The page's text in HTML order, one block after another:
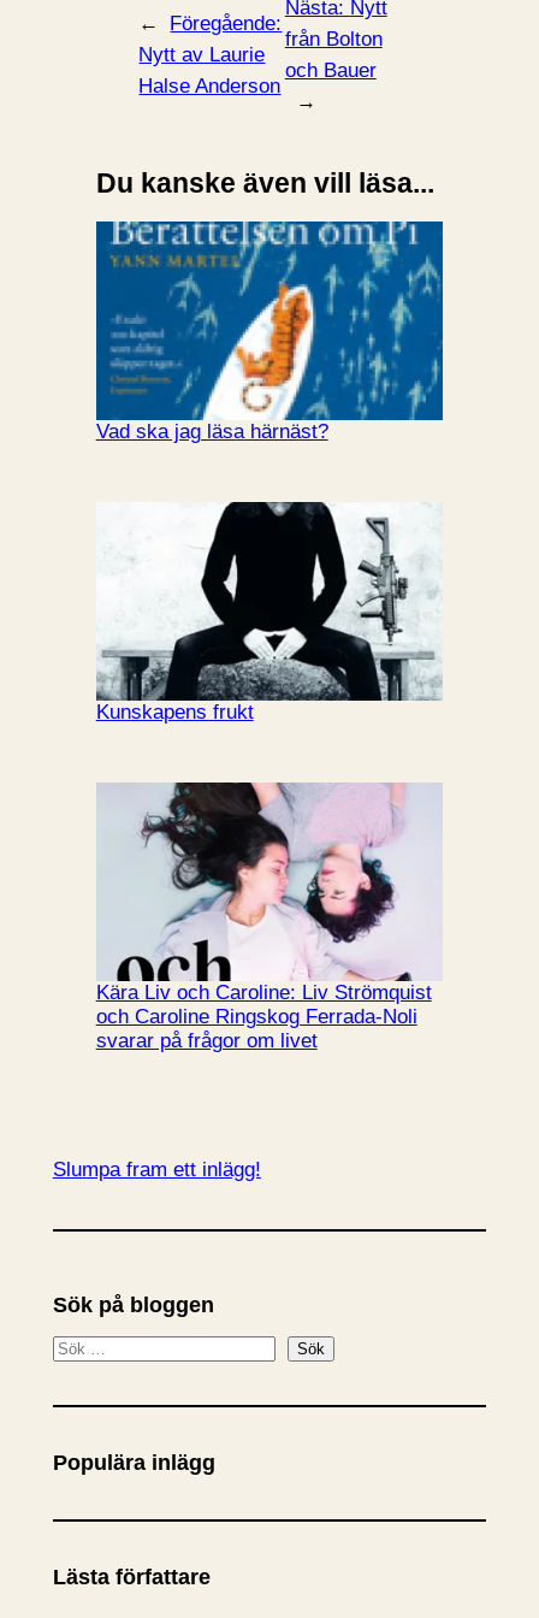
←
Föregående:
Nytt av Laurie
Halse Anderson
Nästa: Nytt
från Bolton
och Bauer
→
Du kanske även vill läsa...
Vad ska jag läsa härnäst?
Kunskapens frukt
Kära Liv och Caroline: Liv Strömquist
och Caroline Ringskog Ferrada-Noli
svarar på frågor om livet
Slumpa fram ett inlägg!
Sök på bloggen
S
k
Sök
Populära inlägg
Lästa författare